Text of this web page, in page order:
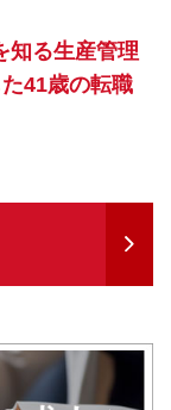
知る生産管理
41歳の転職